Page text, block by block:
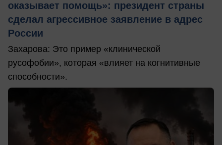
оказывает помощь»: президент страны
сделал агрессивное заявление в адрес
России
Захарова: Это пример «клинической
русофобии», которая «влияет на когнитивные
способности».